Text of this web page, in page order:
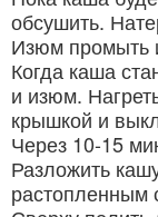
обсушить.
Изюм промыть
Когда каша
и изюм.
крышкой и
Через 10-15
Разложить